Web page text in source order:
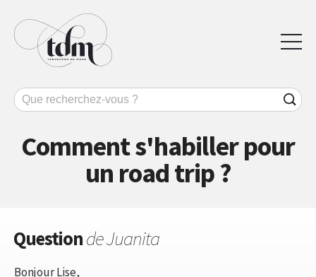
Comment s'habiller pour
un road trip ?
Questionde Juanita
Bonjour Lise,